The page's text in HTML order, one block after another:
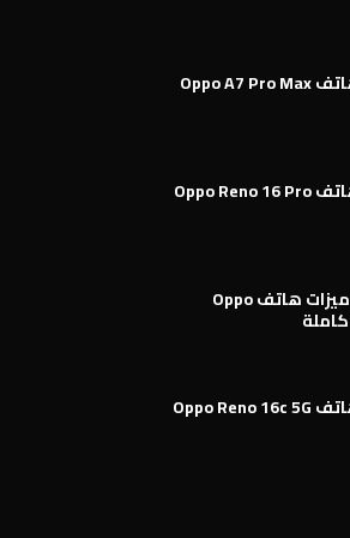
مواصفات هاتف Oppo A7 Pro Max
مواصفات هاتف Oppo Reno 16 Pro
مواصفات وميزات هاتف Oppo
مواصفات هاتف Oppo Reno 16c 5G